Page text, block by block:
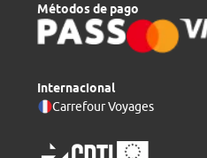
Métodos de pago
Internacional
Carrefour Voyages